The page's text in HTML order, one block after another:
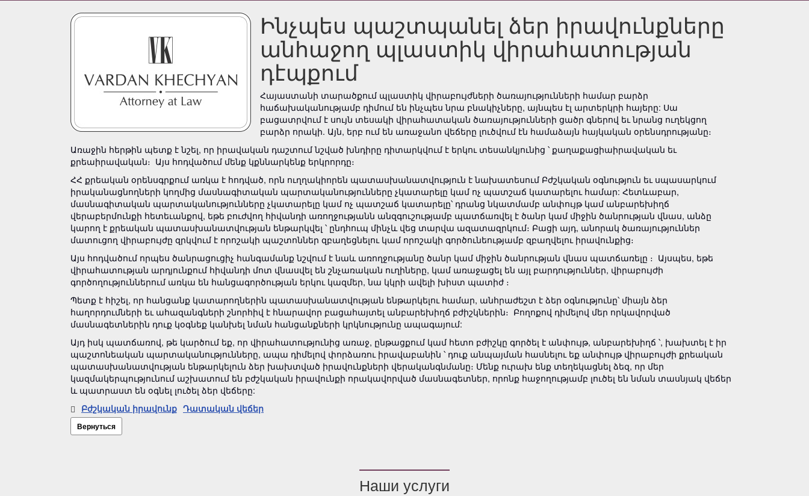
Ինչպես պաշտպանել ձեր իրավունքները
անհաջող պլաստիկ վիրահատության
դէպքում
Հայաստանի տարածքում պլաստիկ վիրաբույժների ծառայությունների համար բարձր
հաճախականությամբ դիմում են ինչպես նրա բնակիչները, այնպես էլ արտերկրի հայերը: Սա
բացատրվում է սույն տեսակի վիրահատական ծառայությունների ցածր գներով եւ նրանց ուղեկցող
բարձր որակի. Այն, երբ ում են առաջանո վեճերը լուծվում էն համաձայն հայկական օրենսդրությանը։
Առաջին հերթին պետք է նշել, որ իրավական դաշտում նշված խնդիրը դիտարկվում է երկու տեսանկյունից ՝ քաղաքացիաիրավական եւ
քրեաիրավական։ Այս հոդվածում մենք կքննարկենք երկրորդը։
ՀՀ քրեական օրենսգրքում առկա է հոդված, որն ուղղակիորեն պատասխանատվություն է նախատեսում Բժշկական օգնություն եւ սպասարկում
իրականացնողների կողմից մասնագիտական պարտականությունները չկատարելը կամ ոչ պատշաճ կատարելու համար: Հետևաբար,
մասնագիտական պարտականությունները չկատարելը կամ ոչ պատշաճ կատարելը՝ դրանց նկատմամբ անփույթ կամ անբարեխիղճ
վերաբերմունքի հետեւանքով, եթե բուժվող հիվանդի առողջությանն անզգուշությամբ պատճառվել է ծանր կամ միջին ծանրության վնաս, անձը
կարող է քրեական պատասխանատվության ենթարկվել ՝ ընդհուպ մինչև վեց տարվա ազատազրկում։ Բացի այդ, անորակ ծառայություններ
մատուցող վիրաբույժը զրկվում է որոշակի պաշտոններ զբաղեցնելու կամ որոշակի գործունեությամբ զբաղվելու իրավունքից։
Այս հոդվածում որպես ծանրացուցիչ հանգամանք նշվում է նաև առողջությանը ծանր կամ միջին ծանրության վնաս պատճառելը ։ Այսպես, եթե
վիրահատության արդյունքում հիվանդի մոտ վնասվել են շնչառական ուղիները, կամ առաջացել են այլ բարդություններ, վիրաբույժի
գործողություններում առկա են հանցագործության երկու կազմեր, նա կկրի ավելի խիստ պատիժ ։
Պետք է հիշել, որ հանցանք կատարողներին պատասխանատվության ենթարկելու համար, անհրաժեշտ է ձեր օգնությունը՝ միայն ձեր
հաղորդումների եւ ահազանգների շնորհիվ է հնարավոր բացահայտել անբարեխիղճ բժիշկներին։ Բողոքով դիմելով մեր որկավորված
մասնագետներին դուք կօգնեք կանխել նման հանցանքների կրկնությունը ապագայում:
Այդ իսկ պատճառով, թե կարծում եք, որ վիրահատությունից առաջ, ընթացքում կամ հետո բժիշկը գործել է անփույթ, անբարեխիղճ ՝, խախտել է իր
պաշտոնեական պարտականությունները, ապա դիմելով փորձառու իրավաբանին ՝ դուք անպայման հասնելու եք անփույթ վիրաբույժի քրեական
պատասխանատվության ենթարկելուն ձեր խախտված իրավունքների վերականգնմանը։ Մենք ուրախ ենք տեղեկացնել ձեզ, որ մեր
կազմակերպությունում աշխատում են բժշկական իրավունքի որակավորված մասնագետներ, որոնք հաջողությամբ լուծել են նման տասնյակ վեճեր
և պատրաստ են օգնել լուծել ձեր վեճերը:
Բժշկական իրավունք Դատական վեճեր
Вернуться
Наши услуги